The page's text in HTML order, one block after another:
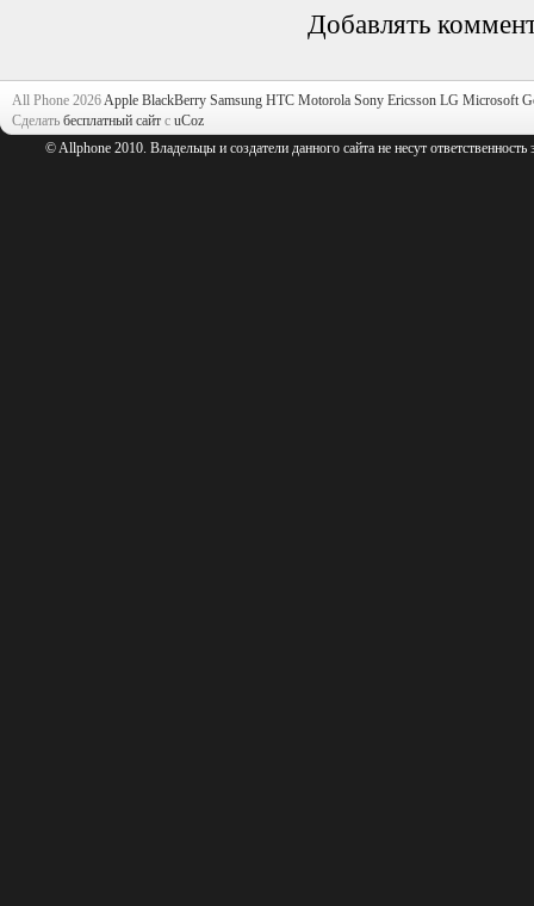
Добавлять
All Phone 2026Apple BlackBerry Samsung HTC Motorola Sony Ericsson LG Microsoft
Сделать бесплатный сайт с uCoz
© Allphone 2010. Владельцы и создатели данного сайта не несут